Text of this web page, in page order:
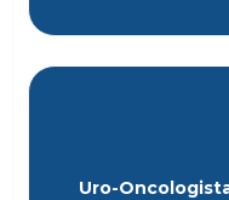
Uro-